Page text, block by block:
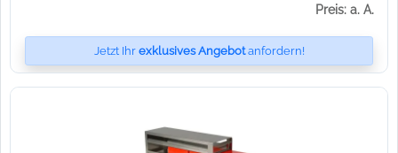
Preis: a. A.
Jetzt Ihr exklusives Angebotanfordern!